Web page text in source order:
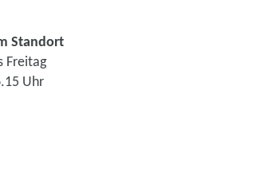
Standort
Freitag
Uhr